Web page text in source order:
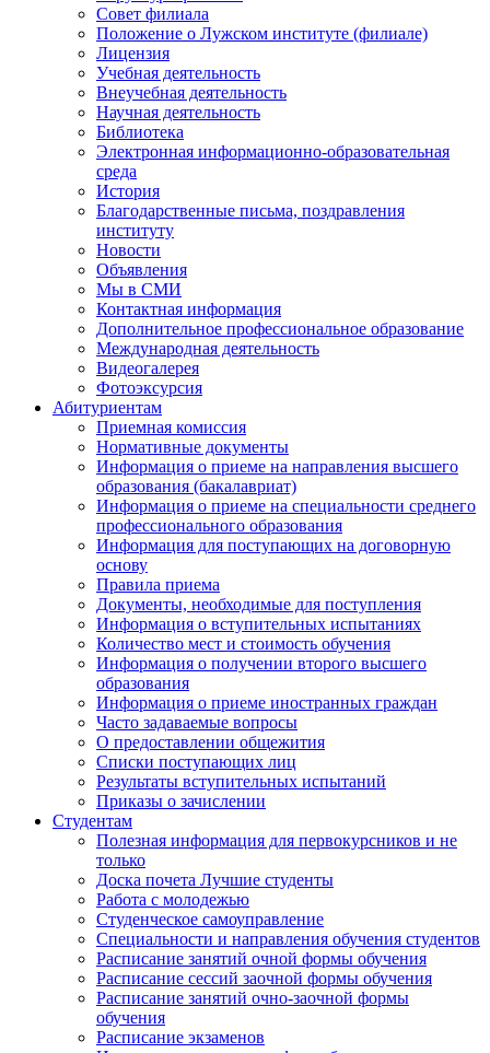
Совет филиала
Положение о Лужском институте (филиале)
Лицензия
Учебная деятельность
Внеучебная деятельность
Научная деятельность
Библиотека
Электронная информационно-образовательная
среда
История
Благодарственные письма, поздравления
институту
Новости
Объявления
Мы в СМИ
Контактная информация
Дополнительное профессиональное образование
Международная деятельность
Видеогалерея
Фотоэксурсия
Абитуриентам
Приемная комиссия
Нормативные документы
Информация о приеме на направления высшего
образования (бакалавриат)
Информация о приеме на специальности среднего
профессионального образования
Информация для поступающих на договорную
основу
Правила приема
Документы, необходимые для поступления
Информация о вступительных испытаниях
Количество мест и стоимость обучения
Информация о получении второго высшего
образования
Информация о приеме иностранных граждан
Часто задаваемые вопросы
О предоставлении общежития
Списки поступающих лиц
Результаты вступительных испытаний
Приказы о зачислении
Студентам
Полезная информация для первокурсников и не
только
Доска почета Лучшие студенты
Работа с молодежью
Студенческое самоуправление
Специальности и направления обучения студентов
Расписание занятий очной формы обучения
Расписание сессий заочной формы обучения
Расписание занятий очно-заочной формы
обучения
Расписание экзаменов